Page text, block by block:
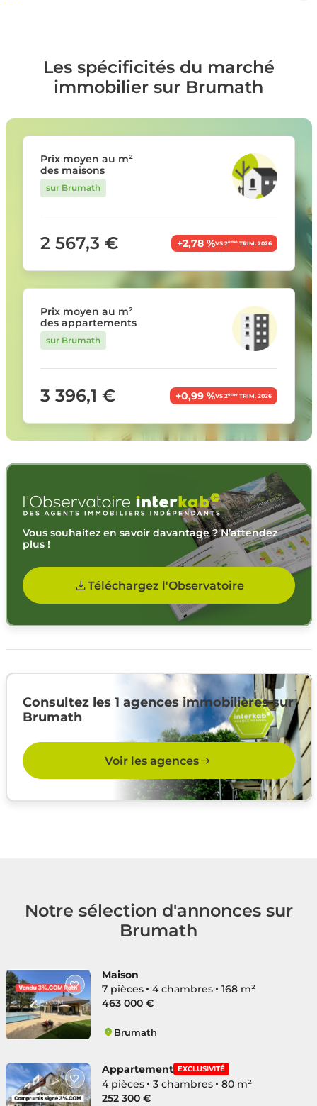
Les spécificités du marché
immobilier sur Brumath
Prix moyen au m²
des maisons
sur Brumath
2 567,3 € +2,78 %VS 2èmeTRIM. 2026
Prix moyen au m²
des appartements
sur Brumath
3 396,1 € +0,99 %VS 2èmeTRIM. 2026
Vous souhaitez en savoir davantage ? N’attendez
plus !
Téléchargez l'Observatoire
Consultez les 1 agences immobilières sur
Brumath
Voir les agences
Notre sélection d'annonces sur
Brumath
Maison
7 pièces
4 chambres
168 m²
463 000 €
Brumath
Appartement EXCLUSIVITÉ
4 pièces 3 chambres
80 m²
252 300 €